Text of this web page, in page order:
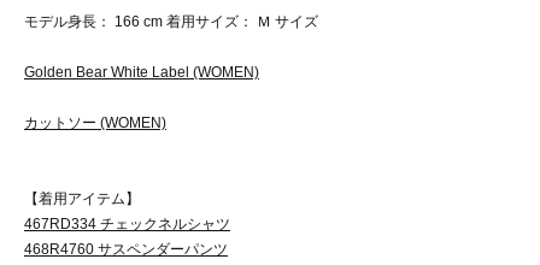
モデル身長： 166 cm 着用サイズ： Ｍ サイズ
Golden Bear White Label (WOMEN)
カットソー (WOMEN)
【着用アイテム】
467RD334 チェックネルシャツ
468R4760 サスペンダーパンツ